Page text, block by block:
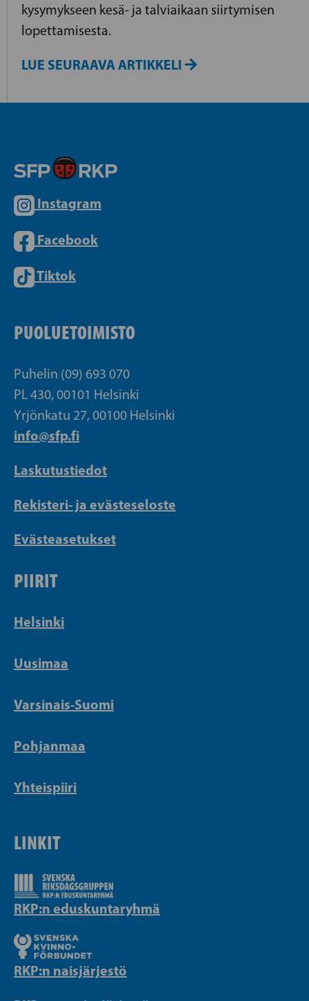
kysymykseen kesä- ja talviaikaan siirtymisen
lopettamisesta.
LUE SEURAAVA ARTIKKELI
Instagram
Facebook
Tiktok
PUOLUETOIMISTO
Puhelin (09) 693 070
PL 430, 00101 Helsinki
Yrjönkatu 27, 00100 Helsinki
info@sfp.fi
Laskutustiedot
Rekisteri- ja evästeseloste
Evästeasetukset
PIIRIT
Helsinki
Uusimaa
Varsinais-Suomi
Pohjanmaa
Yhteispiiri
LINKIT
RKP:n eduskuntaryhmä
RKP:n naisjärjestö